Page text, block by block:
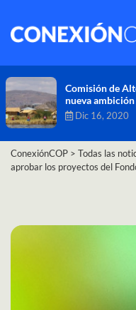
Comisión de
nueva
Dic 16, 2020
ConexiónCOP > Todas las
aprobar los proyectos del